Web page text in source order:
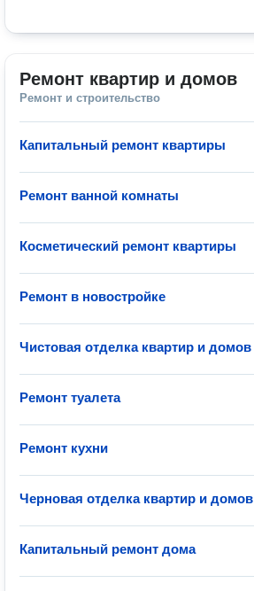
Ремонт квартир и домов
Ремонт и строительство
Капитальный ремонт квартиры
Ремонт ванной комнаты
Косметический ремонт квартиры
Ремонт в новостройке
Чистовая отделка квартир и домов
Ремонт туалета
Ремонт кухни
Черновая отделка квартир и домов
Капитальный ремонт дома